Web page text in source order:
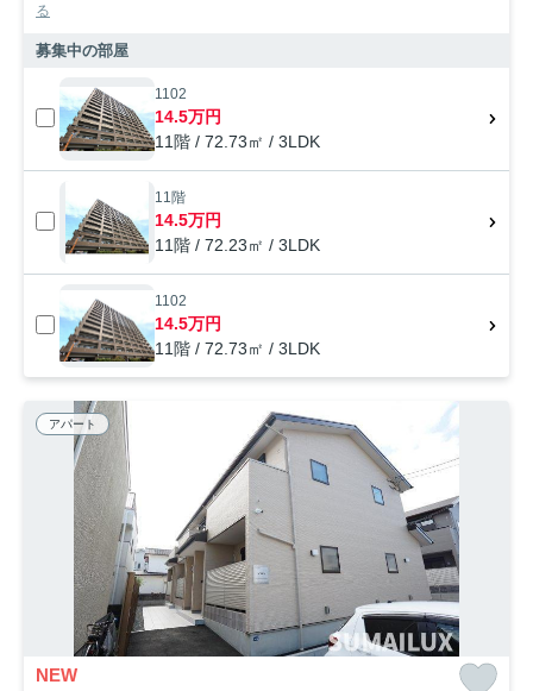
る
募集中の部屋
1102
14.5万円
11階 / 72.73㎡ / 3LDK
11階
14.5万円
11階 / 72.23㎡ / 3LDK
1102
14.5万円
11階 / 72.73㎡ / 3LDK
アパート
NEW